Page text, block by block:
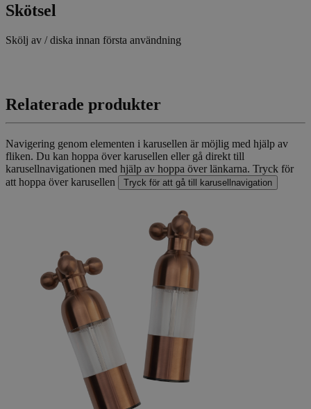
Skötsel
Skölj av / diska innan första användning
Relaterade produkter
Navigering genom elementen i karusellen är möjlig med hjälp av
fliken. Du kan hoppa över karusellen eller gå direkt till
karusellnavigationen med hjälp av hoppa över länkarna. Tryck för
att hoppa över karusellen
Tryck för att gå till karusellnavigation